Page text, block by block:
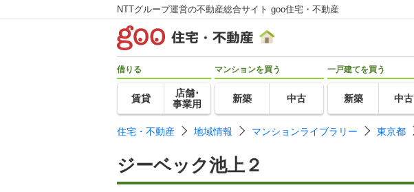
NTTグループ運営の不動産総合サイト goo住宅・不動産
借りる
賃貸
店舗･
事業用
マンションを買う
新築 中古
一戸建てを買う
新築 中古
住宅・不動産 地域情報 マンションライブラリー 東京都
ジーベック池上２